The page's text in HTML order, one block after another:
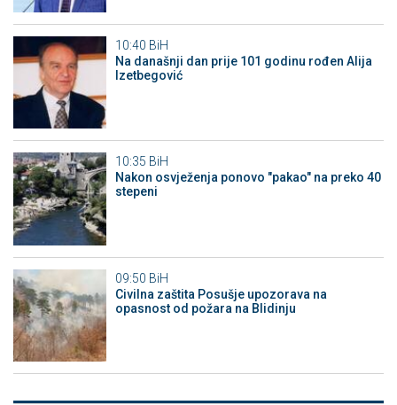
10:40 BiH
Na današnji dan prije 101 godinu rođen Alija
Izetbegović
10:35 BiH
Nakon osvježenja ponovo "pakao" na preko 40
stepeni
09:50 BiH
Civilna zaštita Posušje upozorava na
opasnost od požara na Blidinju